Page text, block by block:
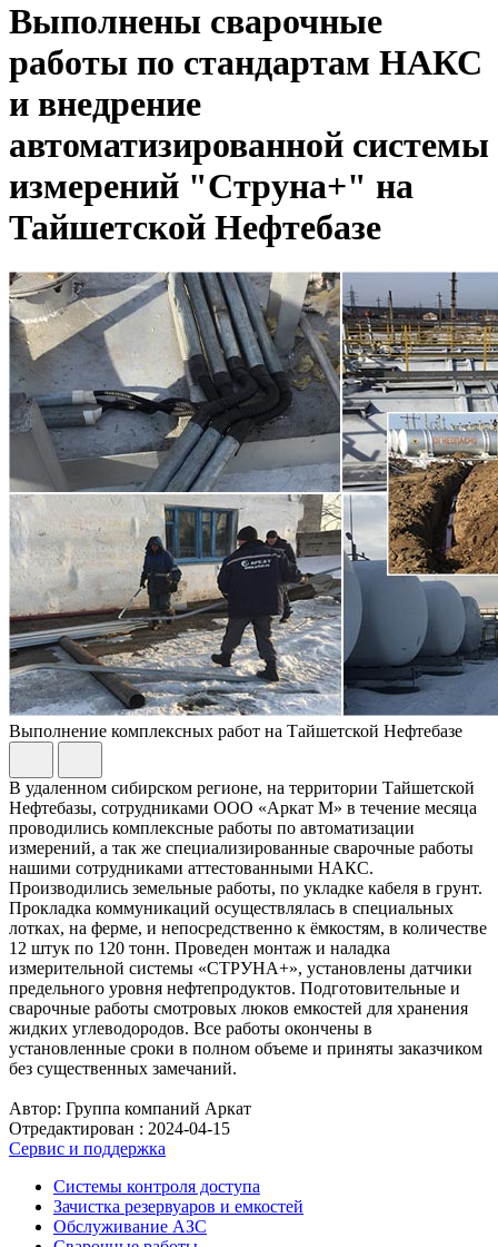
Выполнены сварочные
работы по стандартам НАКС
и внедрение
автоматизированной системы
измерений "Струна+" на
Тайшетской Нефтебазе
Выполнение комплексных работ на Тайшетской Нефтебазе
В удаленном сибирском регионе, на территории Тайшетской
Нефтебазы, сотрудниками ООО «Аркат М» в течение месяца
проводились комплексные работы по автоматизации
измерений, а так же специализированные сварочные работы
нашими сотрудниками аттестованными НАКС.
Производились земельные работы, по укладке кабеля в грунт.
Прокладка коммуникаций осуществлялась в специальных
лотках, на ферме, и непосредственно к ёмкостям, в количестве
12 штук по 120 тонн. Проведен монтаж и наладка
измерительной системы «СТРУНА+», установлены датчики
предельного уровня нефтепродуктов. Подготовительные и
сварочные работы смотровых люков емкостей для хранения
жидких углеводородов. Все работы окончены в
установленные сроки в полном объеме и приняты заказчиком
без существенных замечаний.
Автор: Группа компаний Аркат
Отредактирован : 2024-04-15
Сервис и поддержка
Системы контроля доступа
Зачистка резервуаров и емкостей
Обслуживание АЗС